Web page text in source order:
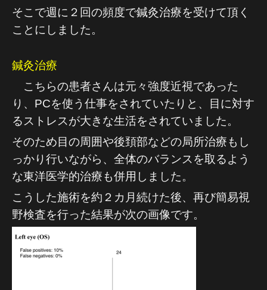
そこで週に２回の頻度で鍼灸治療を受けて頂く
ことにしました。
鍼灸治療
こちらの患者さんは元々強度近視であった
り、PCを使う仕事をされていたりと、目に対す
るストレスが大きな生活をされていました。
そのため目の周囲や後頚部などの局所治療もし
っかり行いながら、全体のバランスを取るよう
な東洋医学的治療も併用しました。
こうした施術を約２カ月続けた後、再び簡易視
野検査を行った結果が次の画像です。